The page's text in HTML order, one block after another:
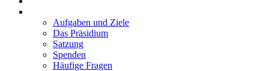
Aufgaben und Ziele
Das Präsidium
Satzung
Spenden
Häufige Fragen